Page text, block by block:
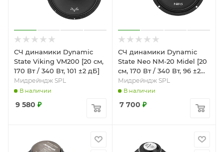
СЧ динамики Dynamic
State Viking VM200 [20 см,
170 Вт / 340 Вт, 101 ±2 дБ]
Мидрейндж SPL
В наличии
9 580 ₽
СЧ динамики Dynamic
State Neo NM-20 Midel [20
см, 170 Вт / 340 Вт, 96 ±2
дБ]
Мидрейндж SPL
В наличии
7 700 ₽